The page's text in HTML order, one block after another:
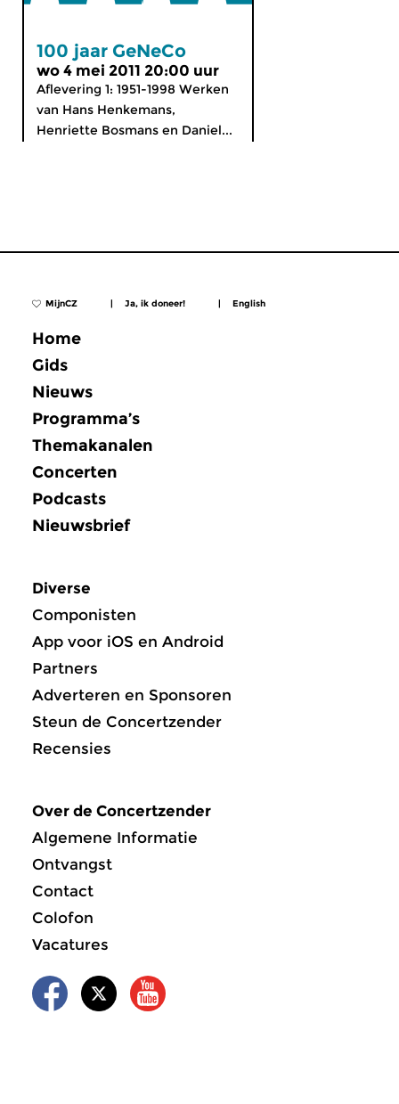
100 jaar GeNeCo
wo 4 mei 2011 20:00 uur
Aflevering 1: 1951-1998 Werken
van Hans Henkemans,
Henriette Bosmans en Daniel...
MijnCZ | Ja, ik doneer! | English
Home
Gids
Nieuws
Programma’s
Themakanalen
Concerten
Podcasts
Nieuwsbrief
Diverse
Componisten
App voor iOS en Android
Partners
Adverteren en Sponsoren
Steun de Concertzender
Recensies
Over de Concertzender
Algemene Informatie
Ontvangst
Contact
Colofon
Vacatures